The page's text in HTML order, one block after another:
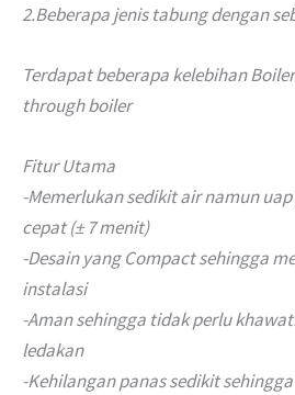
2.Beberapa jenis tabung dengan
Terdapat beberapa kelebihan
through boiler
Fitur Utama
-Memerlukan sedikit air namun
cepat (± 7 menit)
-Desain yang Compact sehingga
instalasi
-Aman sehingga tidak perlu
ledakan
-Kehilangan panas sedikit